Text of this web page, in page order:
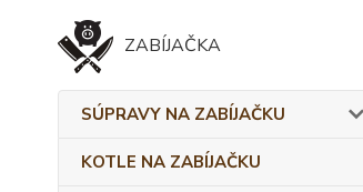
ZABÍJAČKA
SÚPRAVY NA ZABÍJAČKU
KOTLE NA ZABÍJAČKU